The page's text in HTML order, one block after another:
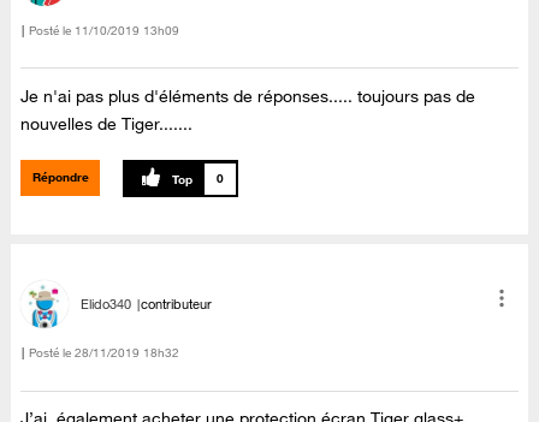
Posté le ‎11/10/2019 13h09
Je n'ai pas plus d'éléments de réponses..... toujours pas de
nouvelles de Tiger.......
Répondre 0
Elido340 contributeur
Posté le ‎28/11/2019 18h32